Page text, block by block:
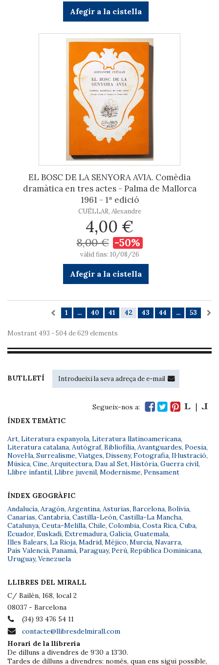
Afegir a la cistella
EL BOSC DE LA SENYORA AVIA. Comèdia
dramàtica en tres actes - Palma de Mallorca
1961 - 1ª edició
CUÉLLAR, Alexandre
4,00 €
8,00 € -50%
vàlid fins: 10/08/26
Afegir a la cistella
1 ... 40 41 42 43 44 ... 53
Mostrant 493 - 504 de 629 elements
BUTLLETÍ
Segueix-nos a:
ÍNDEX TEMÀTIC
Art, Literatura espanyola, Literatura llatinoamericana,
Literatura catalana, Autògraf, Bibliofília, Avantguardes, Poesia,
Novel·la, Surrealisme, Viatges, Disseny, Fotografia, Il·lustració,
Música, Cine, Arquitectura, Dau al Set, Història, Guerra civil,
Llibre infantil, Llibre juvenil, Modernisme, Pensament
ÍNDEX GEOGRÀFIC
Andalucía, Aragón, Argentina, Asturias, Barcelona, Bolivia,
Canarias, Cantabria, Castilla-León, Castilla-La Mancha,
Catalunya, Ceuta-Melilla, Chile, Colombia, Costa Rica, Cuba,
Ecuador, Euskadi, Extremadura, Galicia, Guatemala,
Illes Balears, La Rioja, Madrid, Méjico, Murcia, Navarra,
País Valencià, Panamá, Paraguay, Perú, República Dominicana,
Uruguay, Venezuela
LLIBRES DEL MIRALL
C/ Bailèn, 168, local 2
08037 - Barcelona
(34) 93 476 54 11
contacte@llibresdelmirall.com
Horari de la llibreria
De dilluns a divendres de 9’30 a 13’30.
Tardes de dilluns a divendres: només, quan ens sigui possible,